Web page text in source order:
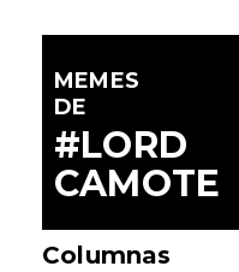
MEMES
DE
#LORD
CAMOTE
Columnas